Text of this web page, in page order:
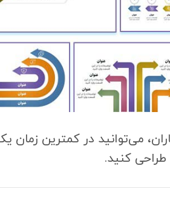
می‌توانید در کمترین زمان
طراحی کنید.